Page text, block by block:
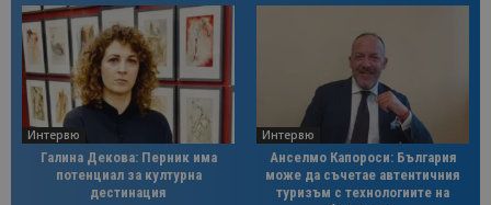
Интервю
Галина Декова: Перник има
потенциал за културна
дестинация
Интервю
Анселмо Капороси: България
може да съчетае автентичния
туризъм с технологиите на